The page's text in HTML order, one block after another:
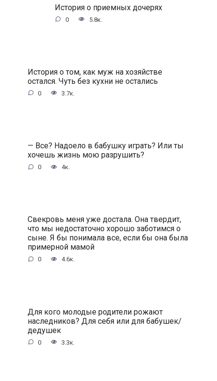
История о приемных дочерях
0 5.8к.
История о том, как муж на хозяйстве
остался. Чуть без кухни не остались
0 3.7к.
— Все? Надоело в бабушку играть? Или ты
хочешь жизнь мою разрушить?
0 4к.
Свекровь меня уже достала. Она твердит,
что мы недостаточно хорошо заботимся о
сыне. Я бы понимала все, если бы она была
примерной мамой
0 4.6к.
Для кого молодые родители рожают
наследников? Для себя или для бабушек/
дедушек
0 3.3к.